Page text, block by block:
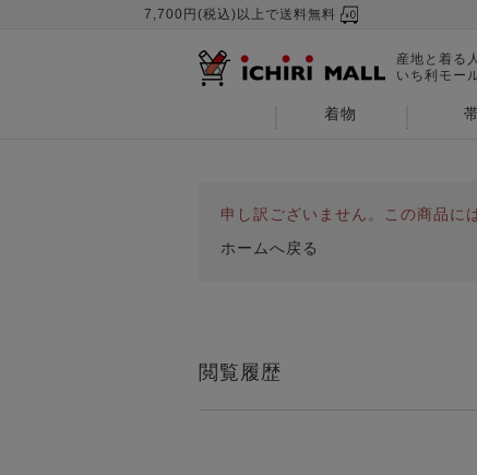
7,700円(税込)以上で送料無料
産地と着る
いち利モー
着物 帯
申し訳ございません。この商品に
ホームへ戻る
閲覧履歴